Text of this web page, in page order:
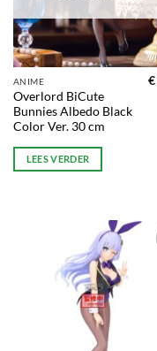
ANIME
Overlord BiCute
Bunnies Albedo Black
Color Ver. 30 cm
€
LEES VERDER